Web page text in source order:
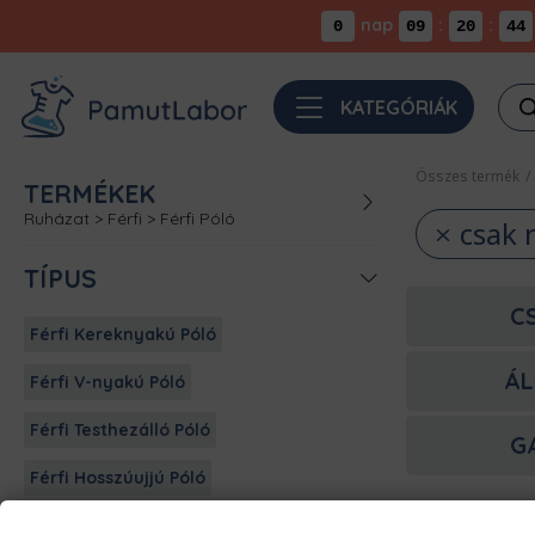
0 nap 09 : 20 : 44
KATEGÓRIÁK
TERMÉKEK
Ruházat > Férfi > Férfi Póló
TÍPUS
Férfi Kereknyakú Póló
Férfi V-nyakú Póló
Férfi Testhezálló Póló
Férfi Hosszúujjú Póló
Összes termék /
csak